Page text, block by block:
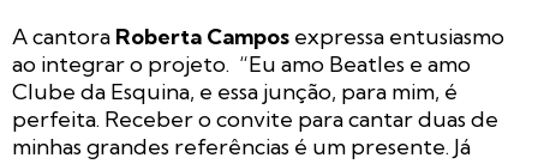
A cantora Roberta Campos expressa entusiasmo
ao integrar o projeto. “Eu amo Beatles e amo
Clube da Esquina, e essa junção, para mim, é
perfeita. Receber o convite para cantar duas de
minhas grandes referências é um presente. Já